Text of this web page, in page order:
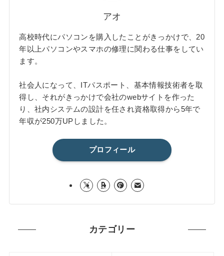
アオ
高校時代にパソコンを購入したことがきっかけで、20
年以上パソコンやスマホの修理に関わる仕事をしてい
ます。
社会人になって、ITパスポート、基本情報技術者を取
得し、それがきっかけで会社のwebサイトを作った
り、社内システムの設計を任され資格取得から5年で
年収が250万UPしました。
プロフィール
カテゴリー